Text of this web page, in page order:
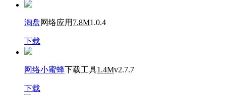
淘盘网络应用 7.8M1.0.4
下载
网络小蜜蜂下载工具1.4Mv2.7.7
下载